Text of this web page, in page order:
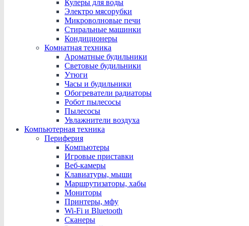
Кулеры для воды
Электро мясорубки
Микроволновые печи
Стиральные машинки
Кондиционеры
Комнатная техника
Ароматные будильники
Световые будильники
Утюги
Часы и будильники
Обогреватели радиаторы
Робот пылесосы
Пылесосы
Увлажнители воздуха
Компьютерная техника
Периферия
Компьютеры
Игровые приставки
Веб-камеры
Клавиатуры, мыши
Маршрутизаторы, хабы
Мониторы
Принтеры, мфу
Wi-Fi и Bluetooth
Сканеры